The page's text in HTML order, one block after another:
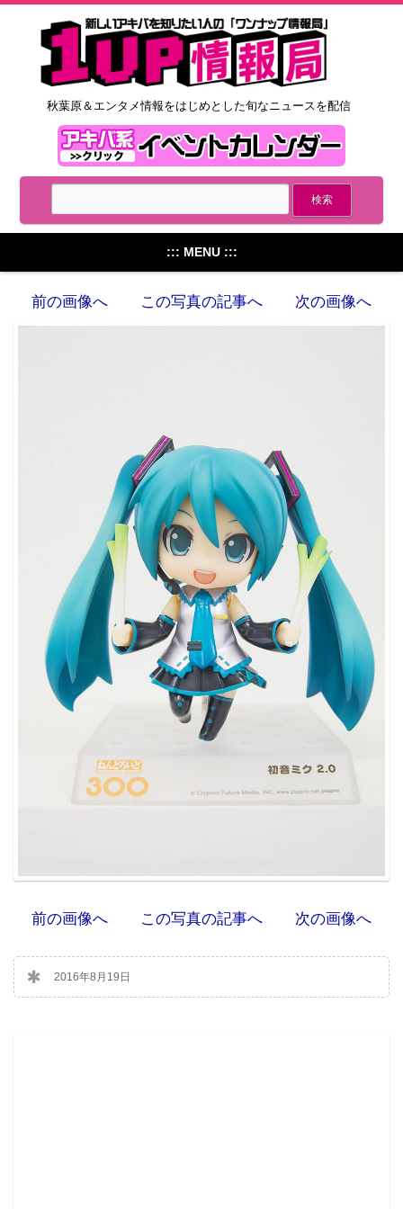
秋葉原＆エンタメ情報をはじめとした旬なニュースを配信
::: MENU :::
前の画像へ この写真の記事へ 次の画像へ
前の画像へ この写真の記事へ 次の画像へ
2016年8月19日